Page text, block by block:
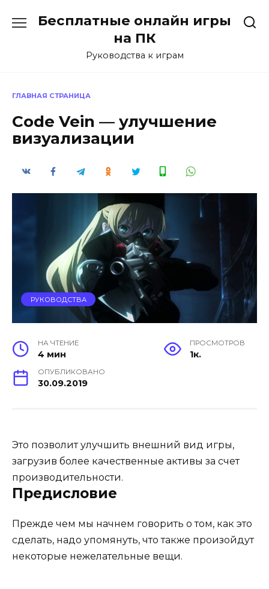
Бесплатные онлайн игры
на ПК
Руководства к играм
ГЛАВНАЯ СТРАНИЦА
Code Vein — улучшение
визуализации
РУКОВОДСТВА
НА ЧТЕНИЕ
4 мин
ПРОСМОТРОВ
1к.
ОПУБЛИКОВАНО
30.09.2019
Это позволит улучшить внешний вид игры,
загрузив более качественные активы за счет
производительности.
Предисловие
Прежде чем мы начнем говорить о том, как это
сделать, надо упомянуть, что также произойдут
некоторые нежелательные вещи.